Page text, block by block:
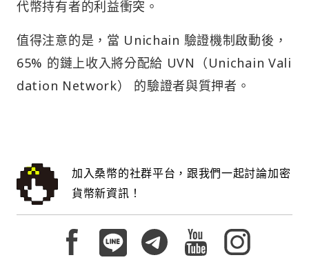
代幣持有者的利益衝突。
值得注意的是，當 Unichain 驗證機制啟動後，
65% 的鏈上收入將分配給 UVN（Unichain Vali
dation Network） 的驗證者與質押者。
加入桑幣的社群平台，跟我們一起討論加密
貨幣新資訊！